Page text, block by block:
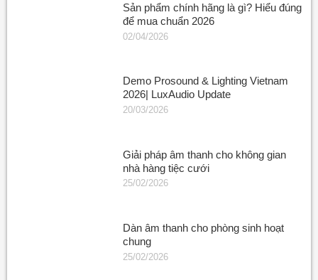
Sản phẩm chính hãng là gì? Hiểu đúng
để mua chuẩn 2026
02/04/2026
Demo Prosound & Lighting Vietnam
2026| LuxAudio Update
20/03/2026
Giải pháp âm thanh cho không gian
nhà hàng tiệc cưới
25/02/2026
Dàn âm thanh cho phòng sinh hoạt
chung
25/02/2026